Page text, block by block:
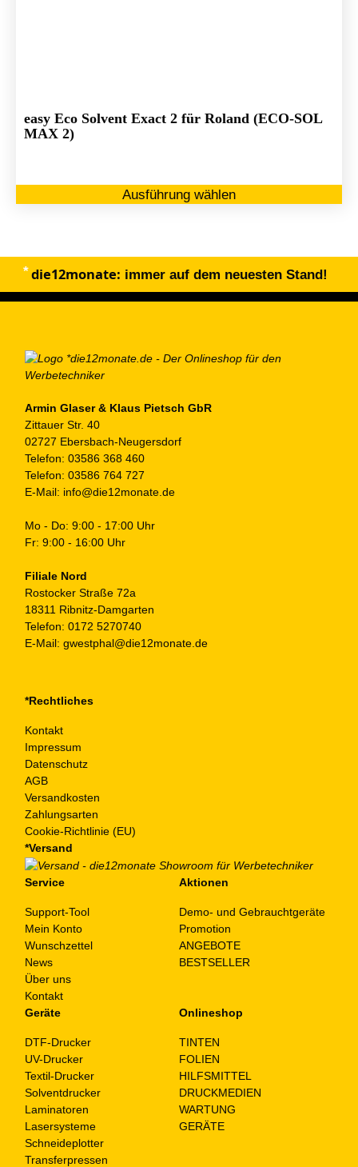
easy Eco Solvent Exact 2 für Roland (ECO-SOL
MAX 2)
Ausführung wählen
die12monate: immer auf dem neuesten Stand!
Armin Glaser & Klaus Pietsch GbR
Zittauer Str. 40
02727 Ebersbach-Neugersdorf
Telefon: 03586 368 460
Telefon: 03586 764 727
E-Mail: info@die12monate.de
Mo - Do: 9:00 - 17:00 Uhr
Fr: 9:00 - 16:00 Uhr
Filiale Nord
Rostocker Straße 72a
18311 Ribnitz-Damgarten
Telefon: 0172 5270740
E-Mail: gwestphal@die12monate.de
*Rechtliches
Kontakt
Impressum
Datenschutz
AGB
Versandkosten
Zahlungsarten
Cookie-Richtlinie (EU)
*Versand
Service
Support-Tool
Mein Konto
Wunschzettel
News
Über uns
Kontakt
Aktionen
Demo- und Gebrauchtgeräte
Promotion
ANGEBOTE
BESTSELLER
Geräte
DTF-Drucker
UV-Drucker
Textil-Drucker
Solventdrucker
Laminatoren
Lasersysteme
Schneideplotter
Transferpressen
Onlineshop
TINTEN
FOLIEN
HILFSMITTEL
DRUCKMEDIEN
WARTUNG
GERÄTE